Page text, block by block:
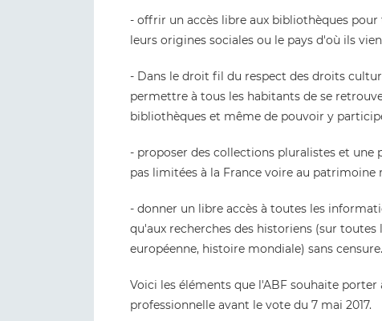
- offrir un accès libre aux bibliothèques
leurs origines sociales ou le pays d'où ils
- Dans le droit fil du respect des droits
permettre à tous les habitants de se
bibliothèques et même de pouvoir y
- proposer des collections pluralistes et
pas limitées à la France voire au patrimoine
- donner un libre accès à toutes les
qu'aux recherches des historiens (sur
européenne, histoire mondiale) sans censure.
Voici les éléments que l'ABF souhaite
professionnelle avant le vote du 7 mai 2017.